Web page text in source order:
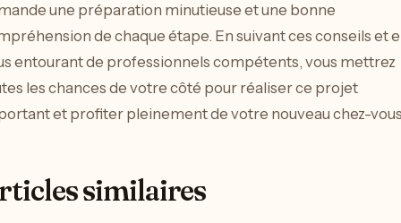
une préparation minutieuse et une bonne
de chaque étape. En suivant ces conseils et
entourant de professionnels compétents, vous mettrez
les chances de votre côté pour réaliser ce projet
et profiter pleinement de votre nouveau chez-
similaires